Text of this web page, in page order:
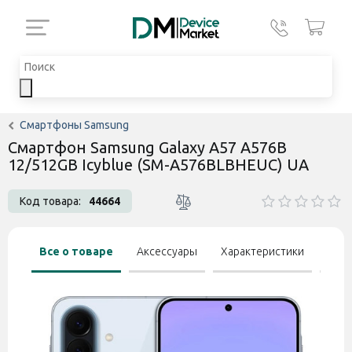
Смартфоны Samsung
Смартфон Samsung Galaxy A57 A576B
12/512GB Icyblue (SM-A576BLBHEUC) UA
Код товара: 44664
Все о товаре Аксессуары Характеристики